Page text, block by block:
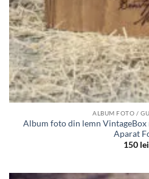
ALBUM FOTO /
Album foto din lemn
Aparat
150 lei